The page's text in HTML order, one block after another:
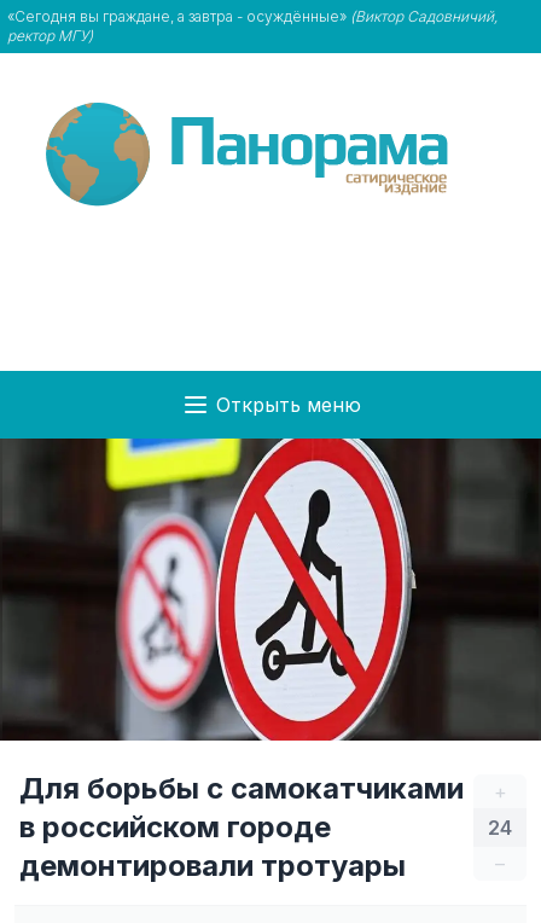
«Сегодня вы граждане, а завтра - осуждённые» (Виктор Садовничий,
ректор МГУ)
Открыть меню
+
24
–
Для борьбы с самокатчиками
в российском городе
демонтировали тротуары